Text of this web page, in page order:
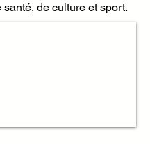
de culture et sport.